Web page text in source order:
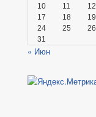
10
11 12
17
18 19
24
25 26
31
« Июн